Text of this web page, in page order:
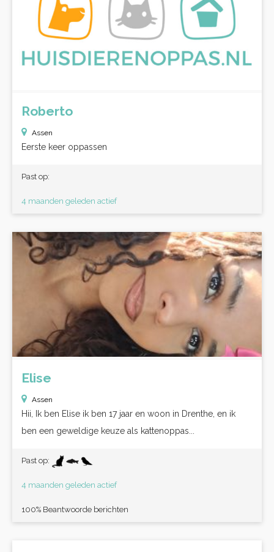
Roberto
Assen
Eerste keer oppassen
Past op:
4 maanden geleden actief
Elise
Assen
Hii, Ik ben Elise ik ben 17 jaar en woon in Drenthe, en ik
ben een geweldige keuze als kattenoppas...
Past op:
4 maanden geleden actief
100% Beantwoorde berichten